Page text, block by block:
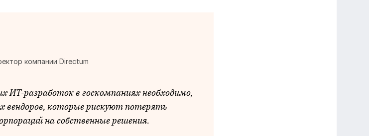
компании Directum
ИТ-разработок в госкомпаниях необходимо,
вендоров, которые рискуют потерять
на собственные решения.